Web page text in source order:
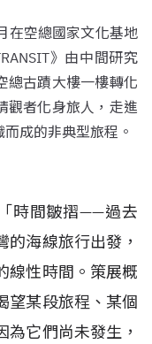
在空總國家文化基地
》由中間研究
總古蹟大樓一樓轉化
觀者化身旅人，走進
成的非典型旅程。
時間皺摺——過去
海線旅行出發，
線性時間。策展概
望某段旅程、某個
它們尚未發生，